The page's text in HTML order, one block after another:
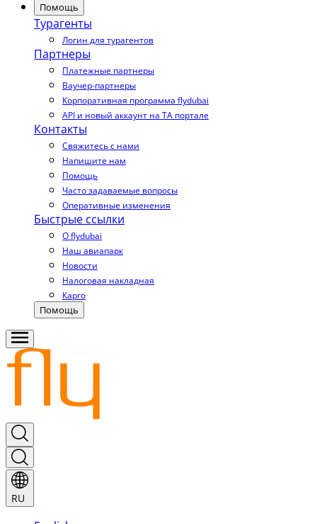
Помощь
Турагенты
Логин для турагентов
Партнеры
Платежные партнеры
Ваучер-партнеры
Корпоративная программа flydubai
API и новый аккаунт на TA портале
Контакты
Свяжитесь с нами
Напишите нам
Помощь
Часто задаваемые вопросы
Оперативные изменения
Быстрые ссылки
О flydubai
Наш авиапарк
Новости
Налоговая накладная
Карго
Помощь
RU